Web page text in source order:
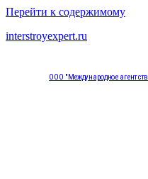
Перейти к содержимому
interstroyexpert.ru
ООО "Международное